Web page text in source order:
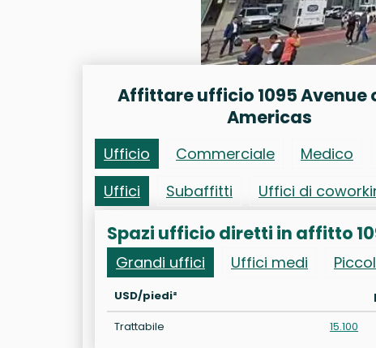
Affittare ufficio 1095 Avenue
Americas
Ufficio Commerciale Medico
Uffici
Subaffitti Uffici di
Spazi ufficio diretti in affitto
Grandi uffici Uffici medi
USD/piedi²
Trattabile
15.100